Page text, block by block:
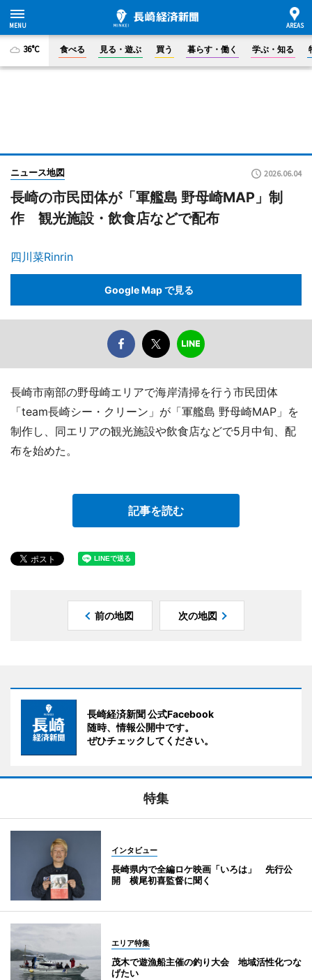
36°C 食べる 見る・遊ぶ 買う 暮らす・働く 学ぶ・知る
ニュース地図 2026.06.04
長崎の市民団体が「軍艦島 野母崎MAP」制
作 観光施設・飲食店などで配布
四川菜Rinrin
Google Map で見る
長崎市南部の野母崎エリアで海岸清掃を行う市民団体
「team長崎シー・クリーン」が「軍艦島 野母崎MAP」を
制作し、同エリアの観光施設や飲食店などで5月中旬、配
布を始めた。
記事を読む
前の地図 次の地図
長崎経済新聞 公式Facebook
随時、情報公開中です。
ぜひチェックしてください。
特集
インタビュー
長崎県内で全編ロケ映画「いろは」 先行公
開 横尾初喜監督に聞く
エリア特集
茂木で遊漁船主催の釣り大会 地域活性化つな
げたい